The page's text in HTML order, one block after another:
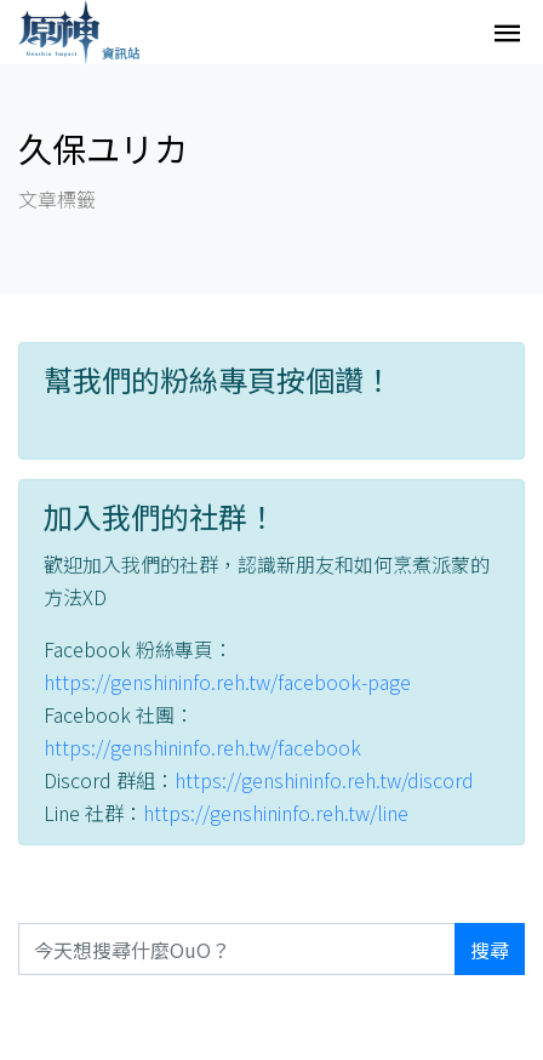
久保ユリカ
文章標籤
幫我們的粉絲專頁按個讚！
加入我們的社群！
歡迎加入我們的社群，認識新朋友和如何烹煮派蒙的
方法XD
Facebook 粉絲專頁：
https://genshininfo.reh.tw/facebook-page
Facebook 社團：
https://genshininfo.reh.tw/facebook
Discord 群組： https://genshininfo.reh.tw/discord
Line 社群： https://genshininfo.reh.tw/line
搜尋